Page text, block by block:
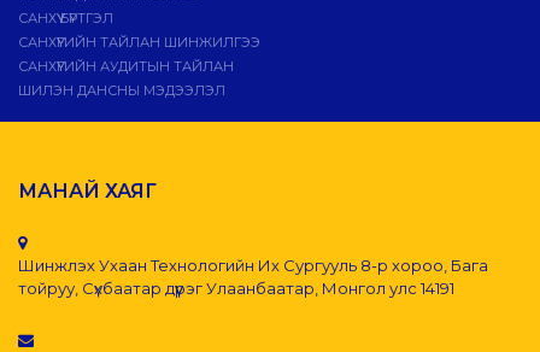
САНХҮҮ БҮРТГЭЛ
САНХҮҮГИЙН ТАЙЛАН ШИНЖИЛГЭЭ
САНХҮҮГИЙН АУДИТЫН ТАЙЛАН
ШИЛЭН ДАНСНЫ МЭДЭЭЛЭЛ
МАНАЙ ХАЯГ
Шинжлэх Ухаан Технологийн Их Сургууль 8-р хороо, Бага
тойруу, Сүхбаатар дүүрэг Улаанбаатар, Монгол улс 14191